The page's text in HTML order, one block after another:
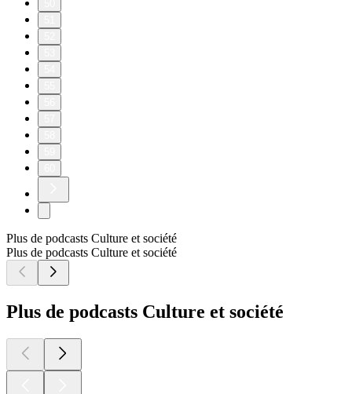
Plus de podcasts Culture et société
Plus de podcasts Culture et société
Plus de podcasts Culture et société